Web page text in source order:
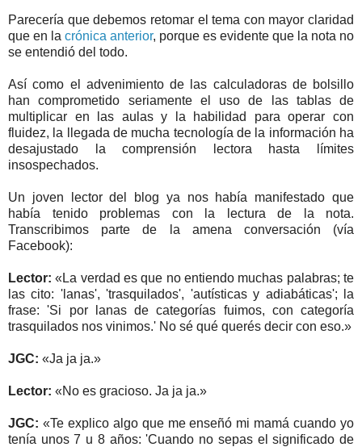
Parecería que debemos retomar el tema con mayor claridad
que en la crónica anterior, porque es evidente que la nota no
se entendió del todo.
Así como el advenimiento de las calculadoras de bolsillo
han comprometido seriamente el uso de las tablas de
multiplicar en las aulas y la habilidad para operar con
fluidez, la llegada de mucha tecnología de la información ha
desajustado la comprensión lectora hasta límites
insospechados.
Un joven lector del blog ya nos había manifestado que
había tenido problemas con la lectura de la nota.
Transcribimos parte de la amena conversación (vía
Facebook):
Lector: «La verdad es que no entiendo muchas palabras; te
las cito: 'lanas', 'trasquilados', 'autísticas y adiabáticas'; la
frase: 'Si por lanas de categorías fuimos, con categoría
trasquilados nos vinimos.' No sé qué querés decir con eso.»
JGC: «Ja ja ja.»
Lector: «No es gracioso. Ja ja ja.»
JGC: «Te explico algo que me enseñó mi mamá cuando yo
tenía unos 7 u 8 años: 'Cuando no sepas el significado de